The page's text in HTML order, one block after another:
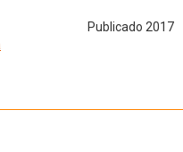
Publicado 2017